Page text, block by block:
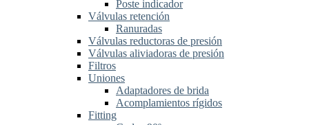
Poste indicador
Válvulas retención
Ranuradas
Válvulas reductoras de presión
Válvulas aliviadoras de presión
Filtros
Uniones
Adaptadores de brida
Acomplamientos rígidos
Fitting